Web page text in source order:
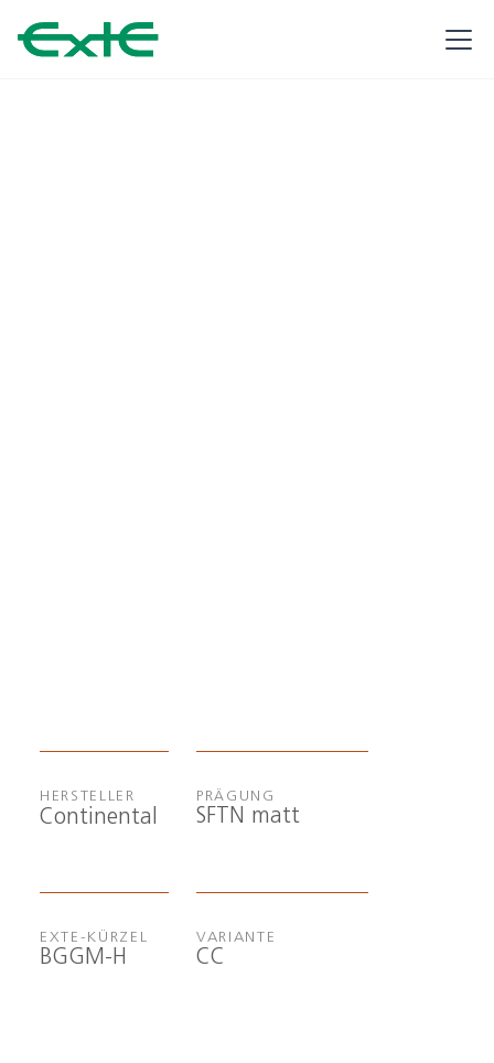
HERSTELLER
Continental
EXTE-KÜRZEL
BGGM-H
PRÄGUNG
SFTN matt
VARIANTE
CC